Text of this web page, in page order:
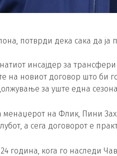
потврди дека сака да ја
инсајдер за
на новиот договор што би
за уште една
менаџерот на Флик, Пини
а сега договорот е
година, кога го наследи